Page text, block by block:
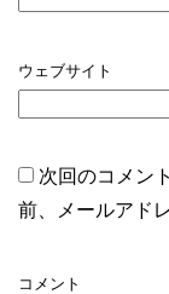
ウェブサイト
次回のコメン
前、メールアド
コメント